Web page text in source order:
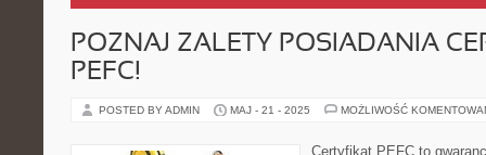
POZNAJ ZALETY POSIADANIA
PEFC!
POSTED BY ADMIN MAJ - 21 - 2025 MOŻLIWOŚĆ
Certyfikat PEFC to